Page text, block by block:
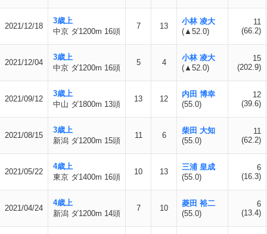
2021/12/18
3歳上
中京 ダ1200m 16頭
7 13
小林 凌大
(▲52.0)
11
(66.2)
2021/12/04
3歳上
中京 ダ1200m 16頭
5 4
小林 凌大
(▲52.0)
15
(202.9)
2021/09/12
3歳上
中山 ダ1800m 13頭
13 12
内田 博幸
(55.0)
12
(39.6)
2021/08/15
3歳上
新潟 ダ1200m 15頭
11 6
柴田 大知
(55.0)
11
(62.2)
2021/05/22
4歳上
東京 ダ1400m 16頭
10 13
三浦 皇成
(55.0)
6
(16.3)
2021/04/24
4歳上
新潟 ダ1200m 14頭
7 10
菱田 裕二
(55.0)
6
(13.4)